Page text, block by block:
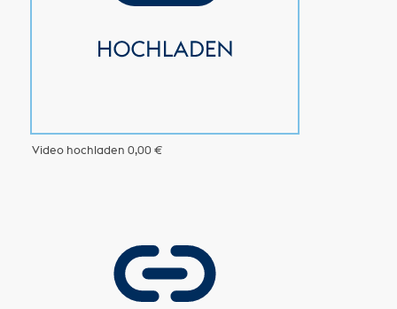
Video hochladen 0,00 €